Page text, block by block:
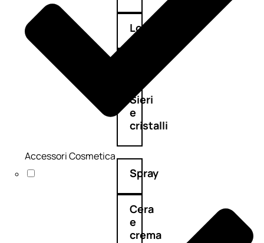
Lozioni
Sieri
e
cristalli
Spray
Cera
e
crema
Accessori Cosmetica